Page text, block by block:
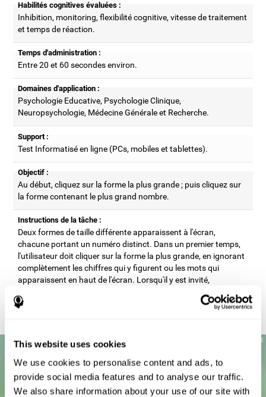
This website uses cookies
We use cookies to personalise content and ads, to
provide social media features and to analyse our traffic.
We also share information about your use of our site with
Habilités cognitives évaluées :
Inhibition, monitoring, flexibilité cognitive, vitesse de traitement
et temps de réaction.
Temps d'administration :
Entre 20 et 60 secondes environ.
Domaines d'application :
Psychologie Educative, Psychologie Clinique,
Neuropsychologie, Médecine Générale et Recherche.
Support :
Test Informatisé en ligne (PCs, mobiles et tablettes).
Objectif :
Au début, cliquez sur la forme la plus grande ; puis cliquez sur
la forme contenant le plus grand nombre.
Instructions de la tâche :
Deux formes de taille différente apparaissent à l'écran,
chacune portant un numéro distinct. Dans un premier temps,
l'utilisateur doit cliquer sur la forme la plus grande, en ignorant
complètement les chiffres qui y figurent ou les mots qui
apparaissent en haut de l'écran. Lorsqu'il y est invité,
commencer à cliquer sur la forme contenant le plus grand